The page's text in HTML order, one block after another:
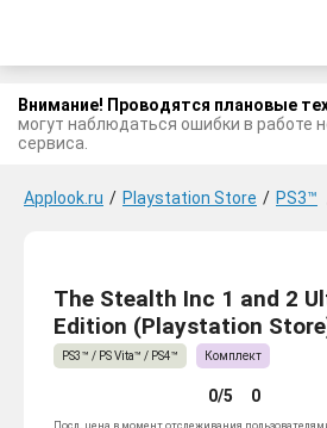
Внимание! Проводятся плановые
могут наблюдаться ошибки в работе
сервиса.
Applook.ru / Playstation Store / PS3™
The Stealth Inc 1 and 2
Edition (Playstation
PS3™ / PS Vita™ / PS4™ Комплект
0/5 0